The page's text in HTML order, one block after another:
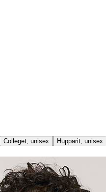
Colleget, unisex Hupparit, unisex